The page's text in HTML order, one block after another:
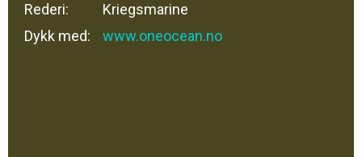
Rederi:
Kriegsmarine
Dykk med:
www.oneocean.no